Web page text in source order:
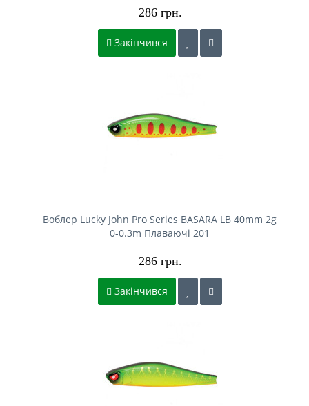
286 грн.
Закінчився
Воблер Lucky John Pro Series BASARA LB 40mm 2g
0-0.3m Плаваючі 201
286 грн.
Закінчився